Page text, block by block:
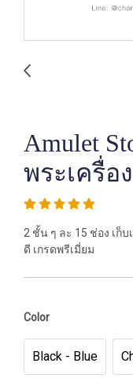
Amulet
พระเครื่อ
2 ชั้น ๆ ละ 15 ช่อง เก็
ดี เกรดพรีเมี่ยม
Color
Black - Blue